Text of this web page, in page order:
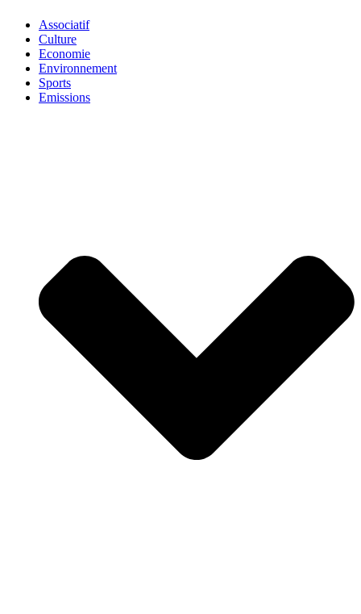
Associatif
Culture
Economie
Environnement
Sports
Emissions